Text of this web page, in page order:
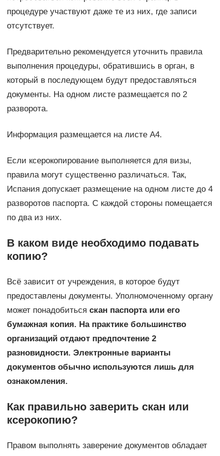
процедуре участвуют даже те из них, где записи
отсутствует.
Предварительно рекомендуется уточнить правила
выполнения процедуры, обратившись в орган, в
который в последующем будут предоставляться
документы. На одном листе размещается по 2
разворота.
Информация размещается на листе А4.
Если ксерокопирование выполняется для визы,
правила могут существенно различаться. Так,
Испания допускает размещение на одном листе до 4
разворотов паспорта. С каждой стороны помещается
по два из них.
В каком виде необходимо подавать
копию?
Всё зависит от учреждения, в которое будут
предоставлены документы. Уполномоченному органу
может понадобиться скан паспорта или его
бумажная копия. На практике большинство
организаций отдают предпочтение 2
разновидности. Электронные варианты
документов обычно используются лишь для
ознакомления.
Как правильно заверить скан или
ксерокопию?
Правом выполнять заверение документов обладает